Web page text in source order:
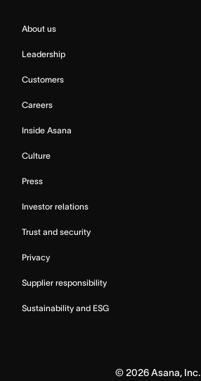
About us
Leadership
Customers
Careers
Inside Asana
Culture
Press
Investor relations
Trust and security
Privacy
Supplier responsibility
Sustainability and ESG
© 2026Asana, Inc.